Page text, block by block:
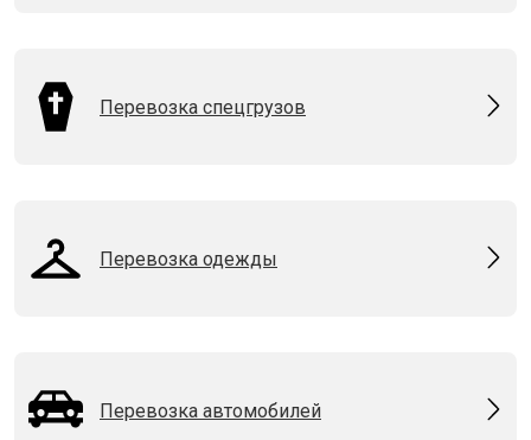
Перевозка спецгрузов
Перевозка одежды
Перевозка автомобилей